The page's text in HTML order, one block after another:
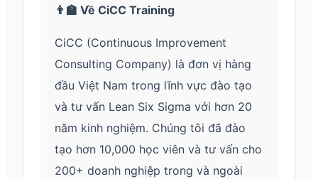
👨‍🏫 Về CiCC Training
CiCC (Continuous Improvement
Consulting Company) là đơn vị hàng
đầu Việt Nam trong lĩnh vực đào tạo
và tư vấn Lean Six Sigma với hơn 20
năm kinh nghiệm. Chúng tôi đã đào
tạo hơn 10,000 học viên và tư vấn cho
200+ doanh nghiệp trong và ngoài